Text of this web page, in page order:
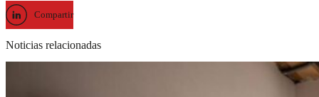
Compartir
Noticias relacionadas